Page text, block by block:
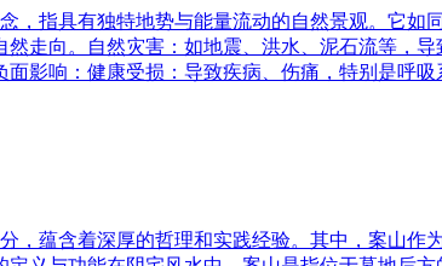
，指具有独特地势与能量流动的自然景观。它
走向。自然灾害：如地震、洪水、泥石流等，
影响：健康受损：导致疾病、伤痛，特别是呼吸
，蕴含着深厚的哲理和实践经验。其中，案山